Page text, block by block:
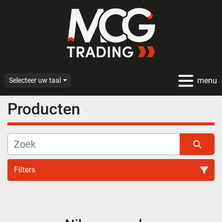
menu
Selecteer uw taal
Producten
Filters